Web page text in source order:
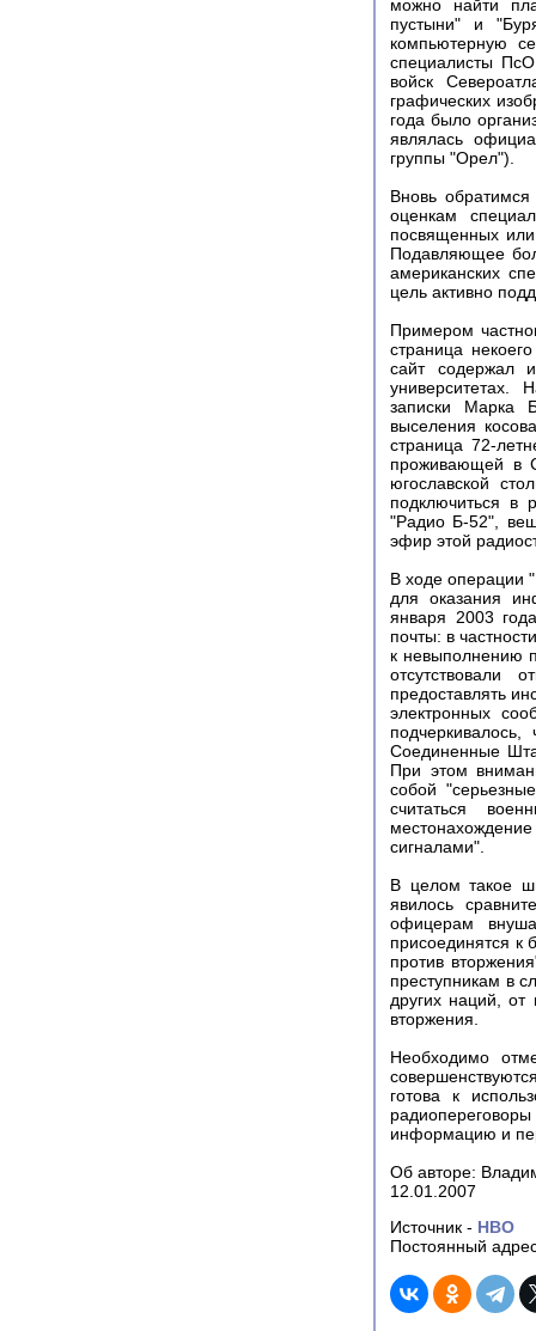
можно найти
пустыни" и
компьютерную
специалисты
войск
графических
года было
являлась
группы "Орел").
Вновь
оценкам
посвященных
Подавляющее
американских
цель активно
Примером
страница
сайт содержал
университетах.
записки Марка
выселения
страница 72-
проживающей в
югославской
подключиться в
"Радио Б-52",
эфир этой
В ходе операции
для оказания
января 2003
почты: в
к невыполнению
отсутствовали
предоставлять
электронных
Соединенные
При этом
собой
считаться
сигналами".
В целом такое
явилось
офицерам
присоединятся к
против
преступникам в
других наций,
вторжения.
Необходимо
готова к
информацию и
Об авторе:
12.01.2007
Источник - НВО
Постоянный